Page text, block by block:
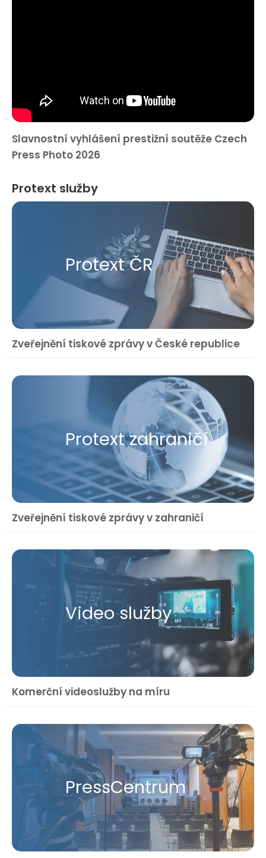
Slavnostní vyhlášení prestižní soutěže Czech
Press Photo 2026
Protext služby
Protext ČR
Zveřejnění tiskové zprávy v České republice
Protext zahraničí
Zveřejnění tiskové zprávy v zahraničí
Video služby
Komerční videoslužby na míru
Press​Centrum